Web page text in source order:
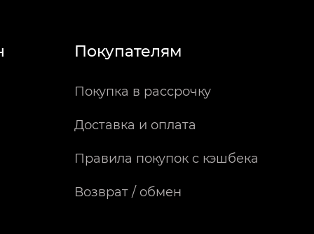
Покупателям
Покупка в рассрочку
Доставка и оплата
Правила покупок с кэшбека
Возврат / обмен